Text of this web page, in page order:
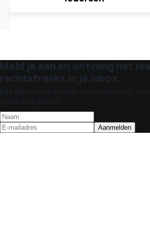
Meld je aan en ontvang het
rechtstreeks in je inbox.
Mis geen spannende evenementen,
unieke updates!